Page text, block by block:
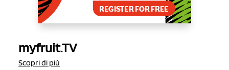
myfruit.TV
Scopri di più